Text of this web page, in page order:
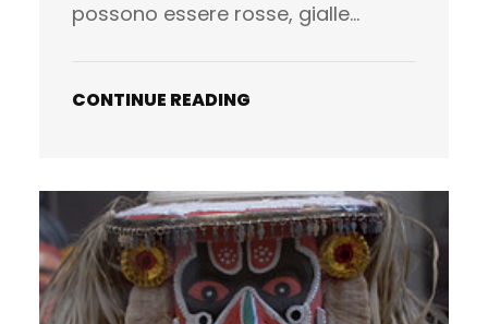
possono essere rosse, gialle…
CONTINUE READING